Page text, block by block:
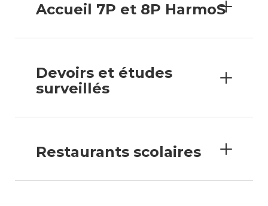
Achats
Annonces et demandes
Enfance/jeunesse
Accueil 7P et 8P HarmoS
Devoirs et études
surveillés
Restaurants scolaires